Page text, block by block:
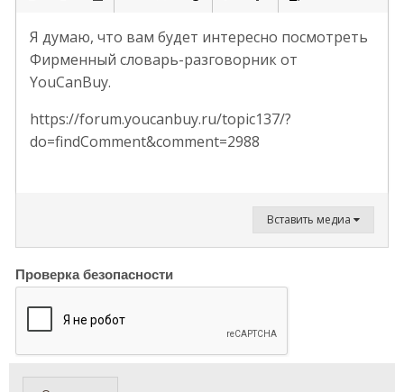
Я думаю, что вам будет интересно посмотреть
Фирменный словарь-разговорник от
YouCanBuy.
https://forum.youcanbuy.ru/topic137/?
do=findComment&comment=2988
Вставить медиа
Проверка безопасности